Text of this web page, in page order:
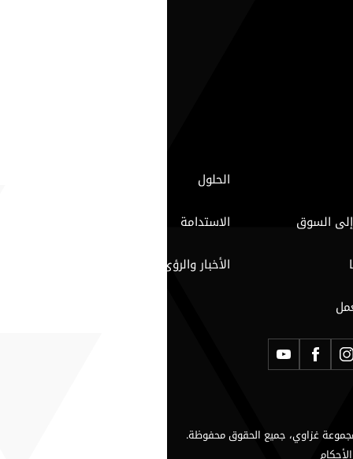
الحلول
السوق
الاستدامة
الأخبار والرؤى